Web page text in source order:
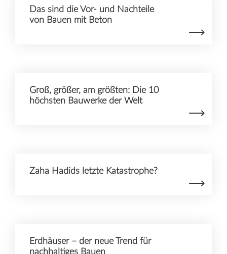
Das sind die Vor- und Nachteile
von Bauen mit Beton
Groß, größer, am größten: Die 10
höchsten Bauwerke der Welt
Zaha Hadids letzte Katastrophe?
Erdhäuser – der neue Trend für
nachhaltiges Bauen